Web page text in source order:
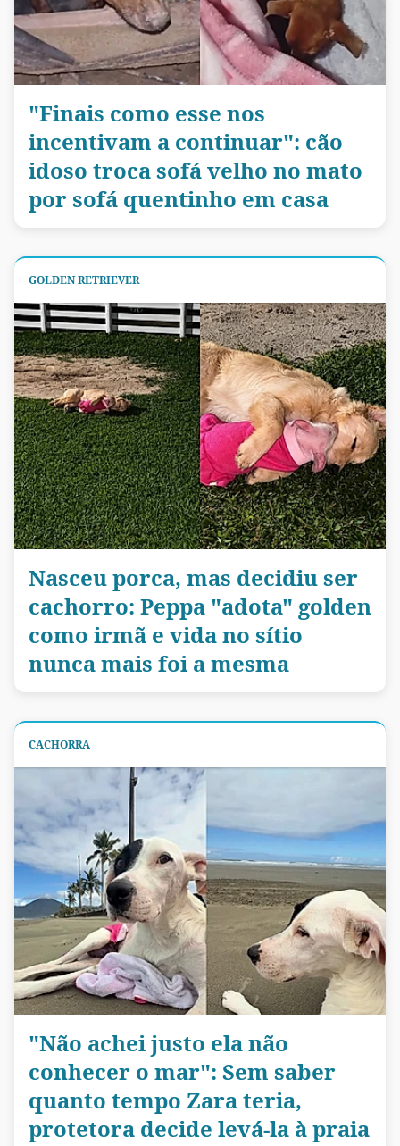
"Finais como esse nos
incentivam a continuar": cão
idoso troca sofá velho no mato
por sofá quentinho em casa
GOLDEN RETRIEVER
Nasceu porca, mas decidiu ser
cachorro: Peppa "adota" golden
como irmã e vida no sítio
nunca mais foi a mesma
CACHORRA
"Não achei justo ela não
conhecer o mar": Sem saber
quanto tempo Zara teria,
protetora decide levá-la à praia